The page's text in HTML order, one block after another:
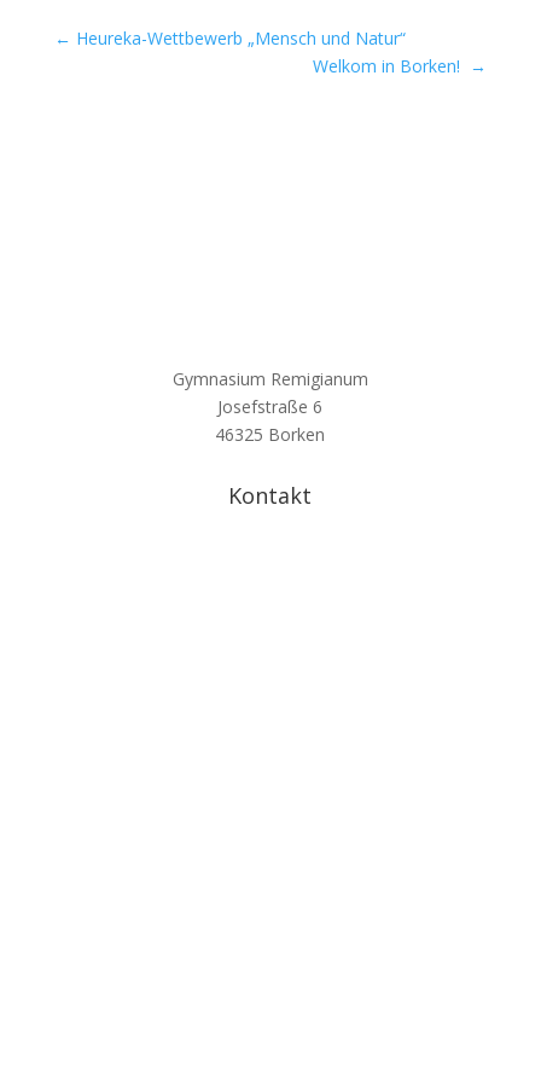
← Heureka-Wettbewerb „Mensch und Natur“
Welkom in Borken! →
Gymnasium Remigianum
Josefstraße 6
46325 Borken
Kontakt